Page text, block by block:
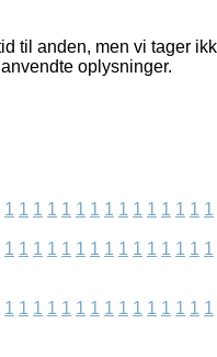
til anden, men vi tager
oplysninger.
1 1 1 1 1 1 1 1 1 1 1 1 1 1 1
1 1 1 1 1 1 1 1 1 1 1 1 1 1 1
1 1 1 1 1 1 1 1 1 1 1 1 1 1 1